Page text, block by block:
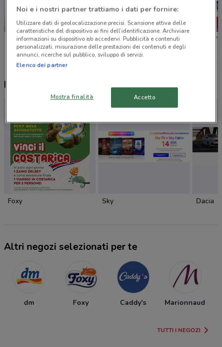
NUOVO
dm Foxy Caddy's
Nuovi prodotti da provare
Foxy Sky Dacia
Altri negozi selezionati per te
dm Foxy Caddy's Marionnaud
TUTTI I NEGOZI
Noi e i nostri partner trattiamo i dati per fornire:
Utilizzare dati di geolocalizzazione precisi. Scansione attiva delle
caratteristiche del dispositivo ai fini dell’identificazione. Archiviare
informazioni su dispositivo e/o accedervi. Pubblicità e contenuti
personalizzati, misurazione delle prestazioni dei contenuti e degli
annunci, ricerche sul pubblico, sviluppo di servizi.
Elenco dei partner
Mostra finalità Accetto